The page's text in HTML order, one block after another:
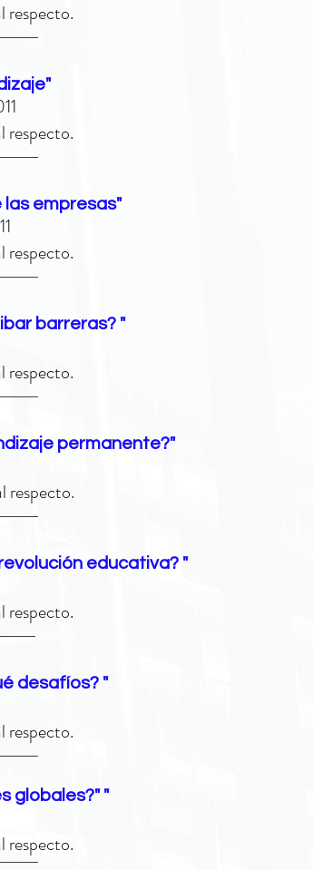
respecto.
respecto.
empresas"
respecto.
barreras? "
respecto.
permanente?"
respecto.
educativa? "
respecto.
desafíos? "
respecto.
globales?" "
respecto.